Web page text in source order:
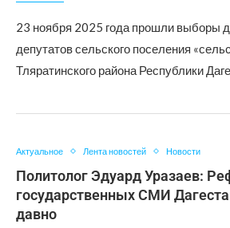
23 ноября 2025 года прошли выборы
депутатов сельского поселения
Тляратинского района Республики
Актуальное Лента новостей Новости
Политолог Эдуард Уразаев:
государственных СМИ
давно